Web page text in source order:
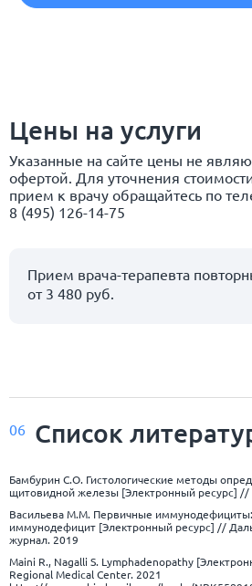
Цены на услуги
Указанные на сайте цены не
офертой. Для уточнения
прием к врачу обращайтесь по
8 (495) 126-14-75
Прием врача-терапевта
от 3 480 руб.
06 Список
Бамбурин С.О. Гистологические методы
щитовидной железы [Электронный ресурс] //
Васильева М.М. Первичные
иммунодефицит [Электронный ресурс] //
журнал. 2019
Maini R., Nagalli S. Lymphadenopathy
Regional Medical Center. 2021